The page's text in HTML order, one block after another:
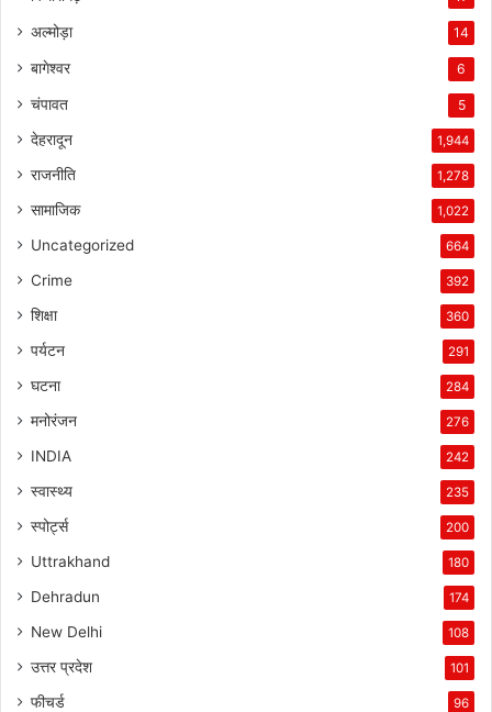
अल्मोड़ा 14
बागेश्वर 6
चंपावत 5
देहरादून 1,944
राजनीति 1,278
सामाजिक 1,022
Uncategorized 664
Crime 392
शिक्षा 360
पर्यटन 291
घटना 284
मनोरंजन 276
INDIA 242
स्वास्थ्य 235
स्पोर्ट्स 200
Uttrakhand 180
Dehradun 174
New Delhi 108
उत्तर प्रदेश 101
फीचर्ड 96